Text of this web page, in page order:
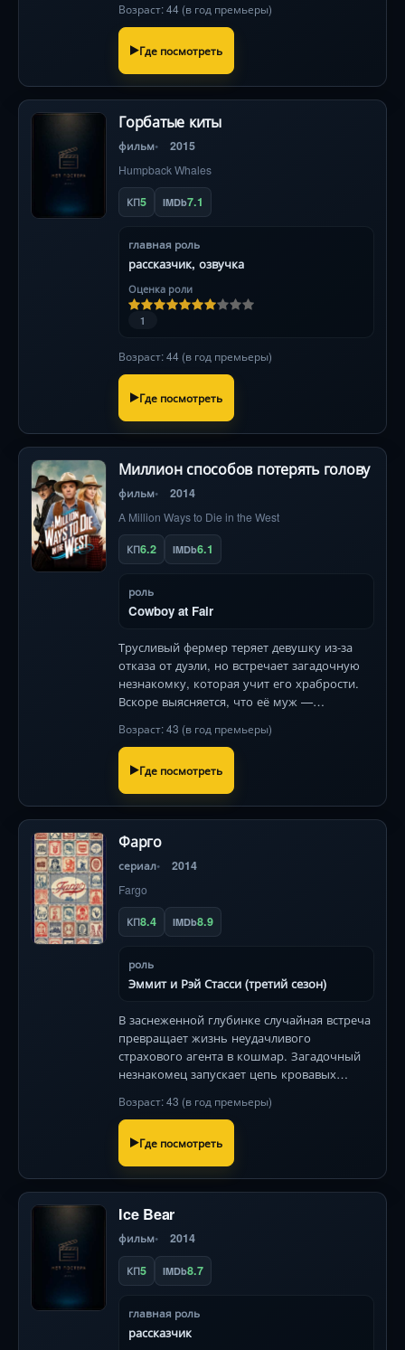
Возраст: 44 (в год премьеры)
Где посмотреть
Горбатые киты
фильм 2015
Humpback Whales
КП5 IMDb7.1
главная роль
рассказчик, озвучка
Оценка роли
1
Возраст: 44 (в год премьеры)
Где посмотреть
Миллион способов потерять голову
фильм 2014
A Million Ways to Die in the West
КП6.2 IMDb6.1
роль
Cowboy at Fair
Трусливый фермер теряет девушку из-за
отказа от дуэли, но встречает загадочную
незнакомку, которая учит его храбрости.
Вскоре выясняется, что её муж —
Возраст: 43 (в год премьеры)
Где посмотреть
Фарго
сериал 2014
Fargo
КП8.4 IMDb8.9
роль
Эммит и Рэй Стасси (третий сезон)
В заснеженной глубинке случайная встреча
превращает жизнь неудачливого
страхового агента в кошмар. Загадочный
незнакомец запускает цепь кровавых
остановить хаос, где каждый шаг грозит
новой смертью. Гипнотическая атм
Возраст: 43 (в год премьеры)
Где посмотреть
Ice Bear
фильм 2014
КП5 IMDb8.7
главная роль
рассказчик